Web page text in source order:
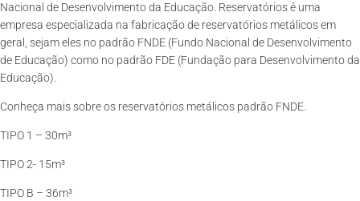
Nacional de Desenvolvimento da Educação. Reservatórios é uma
empresa especializada na fabricação de reservatórios metálicos em
geral, sejam eles no padrão FNDE (Fundo Nacional de Desenvolvimento
de Educação) como no padrão FDE (Fundação para Desenvolvimento da
Educação).
Conheça mais sobre os reservatórios metálicos padrão FNDE.
TIPO 1 – 30m³
TIPO 2- 15m³
TIPO B – 36m³